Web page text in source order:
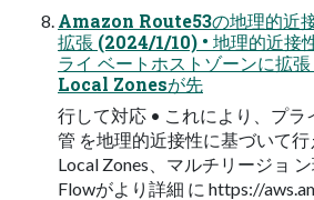
Amazon Route53の地理的近
拡張 (2024/1/10) • 地理的近接
ライ ベートホストゾーンに拡
Local Zonesが先
行して対応 • これにより、プラ
管 を地理的近接性に基づいて
Local Zones、マルチリージョ
Flowがより詳細 に https://